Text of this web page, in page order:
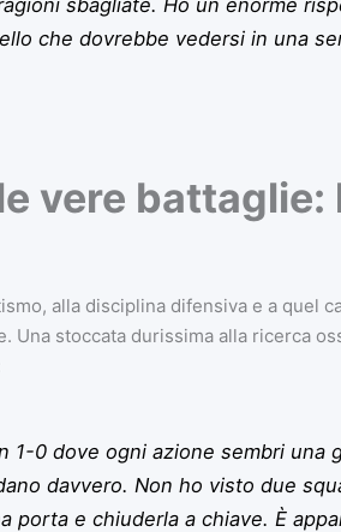
che dovrebbe vedersi in una
vere battaglie:
alla disciplina difensiva e a quel
Una stoccata durissima alla ricerca
1-0 dove ogni azione sembri una
davvero. Non ho visto due
porta e chiuderla a chiave. È